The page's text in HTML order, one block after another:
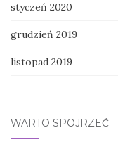
styczeń 2020
grudzień 2019
listopad 2019
WARTO SPOJRZEĆ